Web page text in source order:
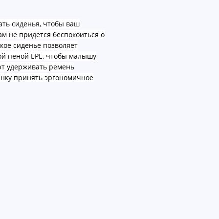
сиденья, чтобы ваш
не придется беспокоиться о
сиденье позволяет
пеной EPE, чтобы малышу
удерживать ремень
принять эргономичное